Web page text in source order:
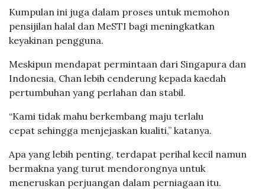
Kumpulan ini juga dalam proses untuk memohon
pensijilan halal dan MeSTI bagi meningkatkan
keyakinan pengguna.
Meskipun mendapat permintaan dari Singapura dan
Indonesia, Chan lebih cenderung kepada kaedah
pertumbuhan yang perlahan dan stabil.
“Kami tidak mahu berkembang maju terlalu
cepat sehingga menjejaskan kualiti,” katanya.
Apa yang lebih penting, terdapat perihal kecil namun
bermakna yang turut mendorongnya untuk
meneruskan perjuangan dalam perniagaan itu.